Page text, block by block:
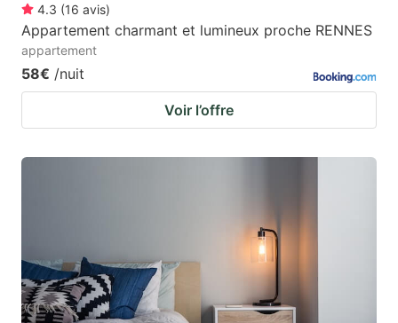
4.3 (16 avis)
Appartement charmant et lumineux proche RENNES
appartement
58€ /nuit
Voir l’offre